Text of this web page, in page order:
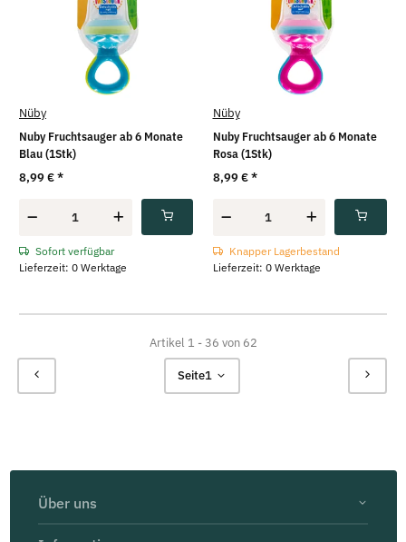
Nüby
Nuby Fruchtsauger ab 6 Monate
Blau (1Stk)
8,99 €*
Sofort verfügbar
Lieferzeit: 0 Werktage
Nüby
Nuby Fruchtsauger ab 6 Monate
Rosa (1Stk)
8,99 €*
Knapper Lagerbestand
Lieferzeit: 0 Werktage
Artikel 1 - 36 von 62
Seite1
Über uns